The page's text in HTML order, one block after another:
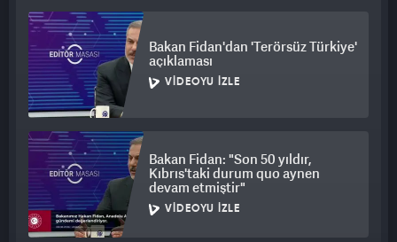
Bakan Fidan'dan 'Terörsüz Türkiye'
açıklaması
VIDEOYU İZLE
Bakan Fidan: "Son 50 yıldır,
Kıbrıs'taki durum quo aynen
devam etmiştir"
VIDEOYU İZLE